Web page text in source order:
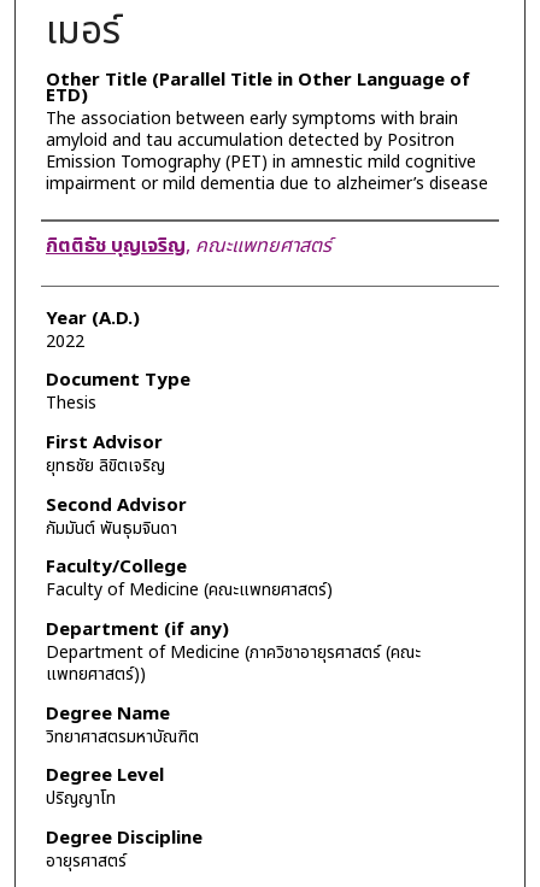
เมอร์
Other Title (Parallel Title in Other Language of
ETD)
The association between early symptoms with brain
amyloid and tau accumulation detected by Positron
Emission Tomography (PET) in amnestic mild cognitive
impairment or mild dementia due to alzheimer’s disease
Author
กิตติธัช บุญเจริญ, คณะแพทยศาสตร์
Year (A.D.)
2022
Document Type
Thesis
First Advisor
ยุทธชัย ลิขิตเจริญ
Second Advisor
กัมมันต์ พันธุมจินดา
Faculty/College
Faculty of Medicine (คณะแพทยศาสตร์)
Department (if any)
Department of Medicine (ภาควิชาอายุรศาสตร์ (คณะ
แพทยศาสตร์))
Degree Name
วิทยาศาสตรมหาบัณฑิต
Degree Level
ปริญญาโท
Degree Discipline
อายุรศาสตร์